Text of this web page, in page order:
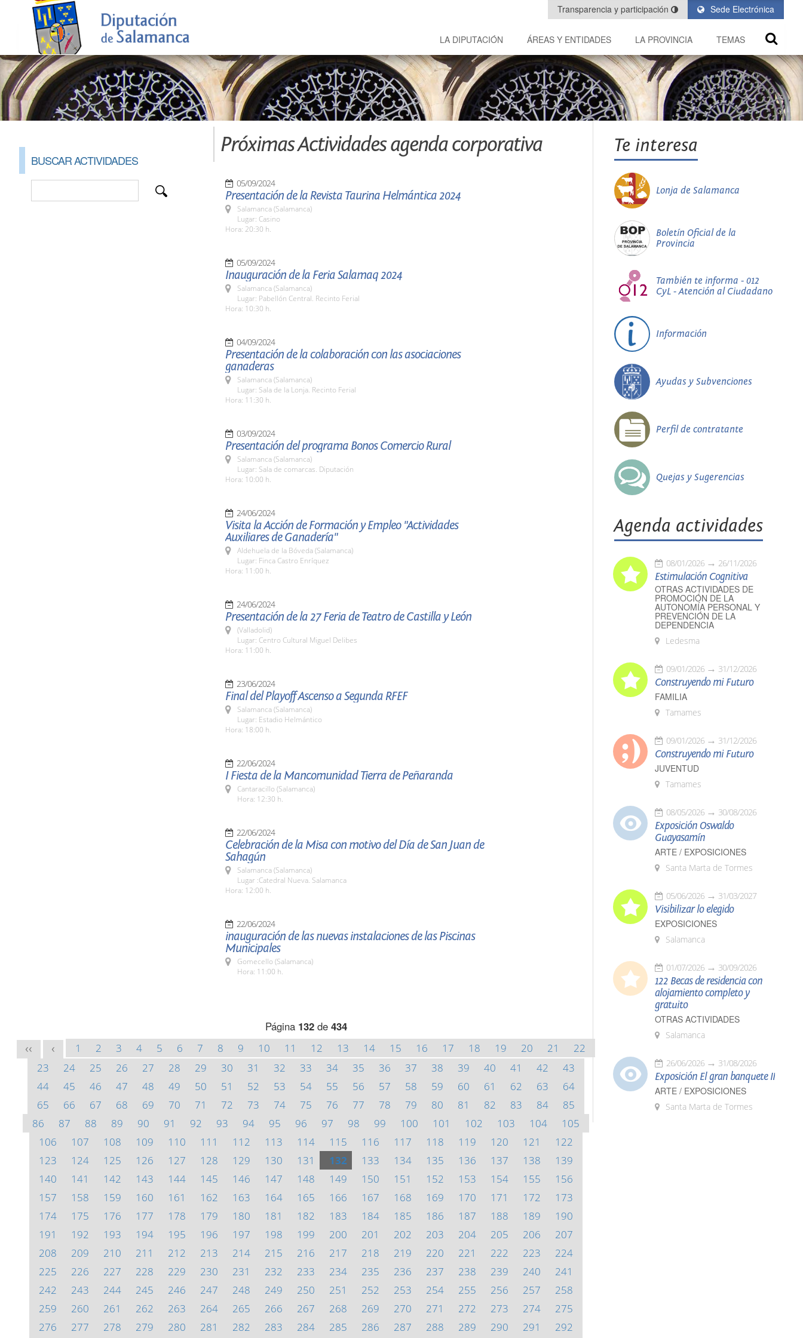
Sede Electrónica
Transparencia y participación
LA DIPUTACIÓN ÁREAS Y ENTIDADES LA PROVINCIA TEMAS
BUSCAR ACTIVIDADES
Próximas Actividades agenda corporativa
05/09/2024
Presentación de la Revista Taurina Helmántica 2024
Salamanca (Salamanca)
Lugar: Casino
Hora: 20:30 h.
05/09/2024
Inauguración de la Feria Salamaq 2024
Salamanca (Salamanca)
Lugar: Pabellón Central. Recinto Ferial
Hora: 10:30 h.
04/09/2024
Presentación de la colaboración con las asociaciones
ganaderas
Salamanca (Salamanca)
Lugar: Sala de la Lonja. Recinto Ferial
Hora: 11:30 h.
03/09/2024
Presentación del programa Bonos Comercio Rural
Salamanca (Salamanca)
Lugar: Sala de comarcas. Diputación
Hora: 10:00 h.
24/06/2024
Visita la Acción de Formación y Empleo "Actividades
Auxiliares de Ganadería"
Aldehuela de la Bóveda (Salamanca)
Lugar: Finca Castro Enríquez
Hora: 11:00 h.
24/06/2024
Presentación de la 27 Feria de Teatro de Castilla y León
(Valladolid)
Lugar: Centro Cultural Miguel Delibes
Hora: 11:00 h.
23/06/2024
Final del Playoff Ascenso a Segunda RFEF
Salamanca (Salamanca)
Lugar: Estadio Helmántico
Hora: 18:00 h.
22/06/2024
I Fiesta de la Mancomunidad Tierra de Peñaranda
Cantaracillo (Salamanca)
Hora: 12:30 h.
22/06/2024
Celebración de la Misa con motivo del Día de San Juan de
Sahagún
Salamanca (Salamanca)
Lugar :Catedral Nueva. Salamanca
Hora: 12:00 h.
22/06/2024
inauguración de las nuevas instalaciones de las Piscinas
Municipales
Gomecello (Salamanca)
Hora: 11:00 h.
Página 132de 434
<< < 1 2 3 4 5 6 7 8 9 10 11 12 13 14 15 16 17 18 19 20 21
22
23
24 25 26 27 28 29 30 31 32 33 34 35 36 37 38 39 40 41 42
43
44
45 46 47 48 49 50 51 52 53 54 55 56 57 58 59 60 61 62 63
64
65
66 67 68 69 70 71 72 73 74 75 76 77 78 79 80 81 82 83 84
85
86
87 88 89 90 91 92 93 94 95 96 97 98 99 100 101 102 103 104
105
106
107 108 109 110 111 112 113 114 115 116 117 118 119 120 121
122
123
124 125 126 127 128 129 130 131 132 133 134 135 136 137 138
139
140
141 142 143 144 145 146 147 148 149 150 151 152 153 154 155
156
157
158 159 160 161 162 163 164 165 166 167 168 169 170 171 172
173
174
175 176 177 178 179 180 181 182 183 184 185 186 187 188 189
190
191
192 193 194 195 196 197 198 199 200 201 202 203 204 205 206
207
208
209 210 211 212 213 214 215 216 217 218 219 220 221 222 223
224
225
226 227 228 229 230 231 232 233 234 235 236 237 238 239 240
241
242
243 244 245 246 247 248 249 250 251 252 253 254 255 256 257
258
259
260 261 262 263 264 265 266 267 268 269 270 271 272 273 274
275
276
277 278 279 280 281 282 283 284 285 286 287 288 289 290 291 292
Te interesa
Lonja de Salamanca
Boletín Oficial de la
Provincia
También te informa - 012
CyL - Atención al Ciudadano
Información
Ayudas y Subvenciones
Perfil de contratante
Quejas y Sugerencias
Agenda actividades
08/01/2026 26/11/2026
Estimulación Cognitiva
OTRAS ACTIVIDADES DE
PROMOCIÓN DE LA
AUTONOMÍA PERSONAL Y
PREVENCIÓN DE LA
DEPENDENCIA
Ledesma
09/01/2026 31/12/2026
Construyendo mi Futuro
FAMILIA
Tamames
09/01/2026 31/12/2026
Construyendo mi Futuro
JUVENTUD
Tamames
08/05/2026 30/08/2026
Exposición Oswaldo
Guayasamín
ARTE / EXPOSICIONES
Santa Marta de Tormes
05/06/2026 31/03/2027
Visibilizar lo elegido
EXPOSICIONES
Salamanca
01/07/2026 30/09/2026
122 Becas de residencia con
alojamiento completo y
gratuito
OTRAS ACTIVIDADES
Salamanca
26/06/2026 31/08/2026
Exposición El gran banquete II
ARTE / EXPOSICIONES
Santa Marta de Tormes